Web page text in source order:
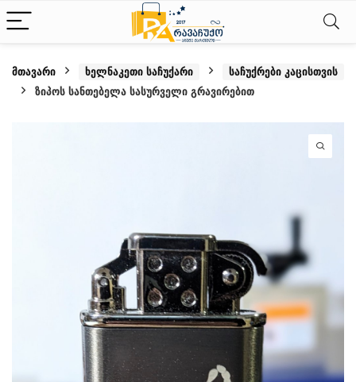
მთავარი ხელნაკეთი საჩუქარი
საჩუქრები კაცისთვის
ზიპოს სანთებელა სასურველი გრავირებით